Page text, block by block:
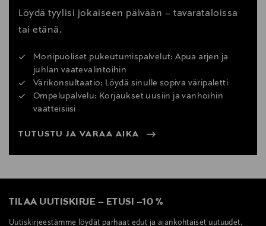
Löydä tyylisi jokaiseen päivään – tavarataloissa
tai etänä.
Monipuoliset pukeutumispalvelut: Apua arjen ja
juhlan vaatevalintoihin
Värikonsultaatio: Löydä sinulle sopiva väripaletti
Ompelupalvelu: Korjaukset uusiin ja vanhoihin
vaatteisiisi
TUTUSTU JA VARAA AIKA
TILAA UUTISKIRJE – ETUSI –10 %
Uutiskirjeestämme löydät parhaat edut ja ajankohtaiset uutuudet.